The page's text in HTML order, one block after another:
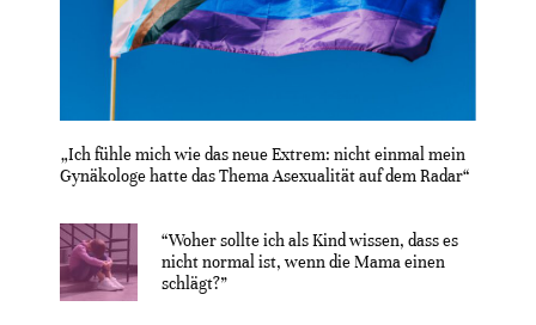
„Ich fühle mich wie das neue Extrem: nicht einmal mein
Gynäkologe hatte das Thema Asexualität auf dem Radar“
“Woher sollte ich als Kind wissen, dass es
nicht normal ist, wenn die Mama einen
schlägt?”